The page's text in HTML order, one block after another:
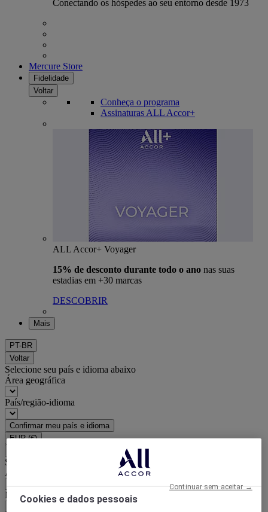
Conectando os hóspedes ao seu entorno desde 1973
Mercure Store
Fidelidade
Voltar
Conheça o programa
Assinaturas ALL Accor+
ALL Accor+ Voyager
15% de desconto durante todo o ano nas suas
estadias em +30 marcas
DESCOBRIR
Mais
PT-BR
Voltar
Selecione seu país e idioma abaixo
Área geográfica
País/região-idioma
Confirmar meu país e idioma
EUR (€)
Selecione sua moeda abaixo
Área geográfica
MoedaCookies e dados pessoais
Continuar sem aceitar →